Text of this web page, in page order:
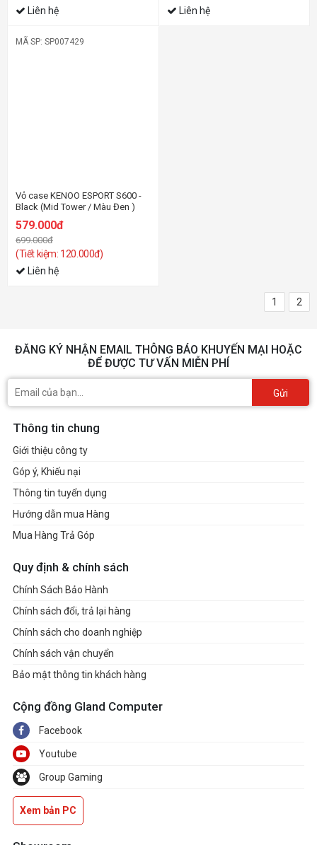
Liên hệ Liên hệ
MÃ SP: SP007429
Vỏ case KENOO ESPORT S600 -
Black (Mid Tower / Màu Đen )
579.000đ
699.000đ
(Tiết kiệm: 120.000đ)
Liên hệ
1 2
ĐĂNG KÝ NHẬN EMAIL THÔNG BÁO KHUYẾN MẠI HOẶC
ĐỂ ĐƯỢC TƯ VẤN MIỄN PHÍ
Gửi
Thông tin chung
Giới thiệu công ty
Góp ý, Khiếu nại
Thông tin tuyển dụng
Hướng dẫn mua Hàng
Mua Hàng Trả Góp
Quy định & chính sách
Chính Sách Bảo Hành
Chính sách đổi, trả lại hàng
Chính sách cho doanh nghiệp
Chính sách vận chuyển
Bảo mật thông tin khách hàng
Cộng đồng Gland Computer
Facebook
Youtube
Group Gaming
Xem bản PC